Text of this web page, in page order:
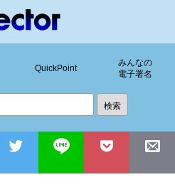
QuickPoint
みんなの
電子署名